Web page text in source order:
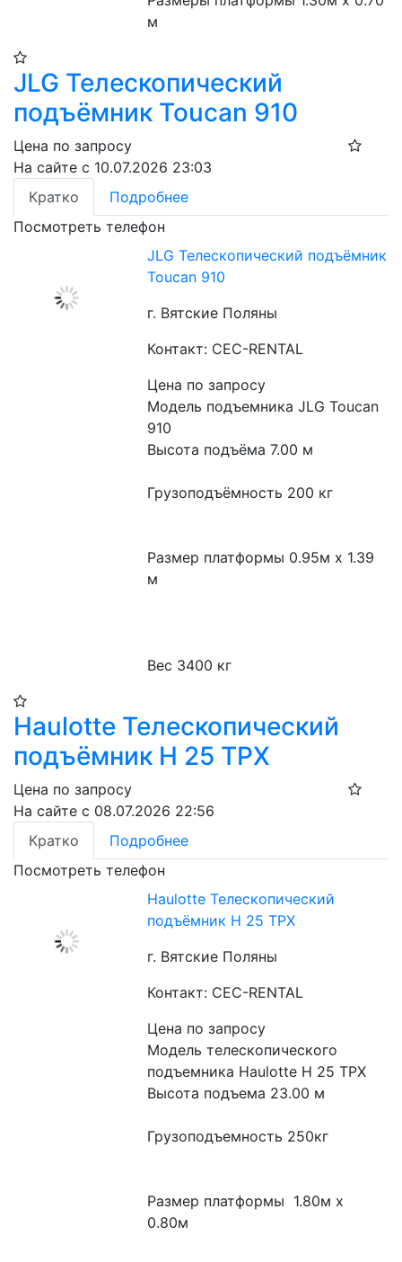
м
JLG Телескопический
подъёмник Toucan 910​
Цена по запросу
На сайте с 10.07.2026 23:03
Кратко
Подробнее
Посмотреть телефон
JLG Телескопический подъёмник
Toucan 910​
г. Вятские Поляны
Контакт: CEC-RENTAL
Цена по запросу
Модель подъемника JLG Toucan
910
Высота подъёма 7.00 м
Грузоподъёмность 200 кг
Размер платформы 0.95м x 1.39
м
Вес 3400 кг
Haulotte Телескопический
подъёмник H 25 TPX​
Цена по запросу
На сайте с 08.07.2026 22:56
Кратко
Подробнее
Посмотреть телефон
Haulotte Телескопический
подъёмник H 25 TPX​
г. Вятские Поляны
Контакт: CEC-RENTAL
Цена по запросу
Модель телескопического
подъемника Haulotte H 25 TPX
Высота подъема 23.00 м
Грузоподъемность 250кг
Размер платформы  1.80м x
0.80м